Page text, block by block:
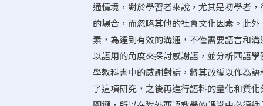
通情境，對於學習者來說，尤其是初學者
的場合，而忽略其他的社會文化因素。此
素，為達到有效的溝通，不僅需要語言和
以語用的角度來探討感謝語，並分析西語
學教科書中的感謝對話，將其改編以作為
了這項研究，之後再進行語料的量化和質